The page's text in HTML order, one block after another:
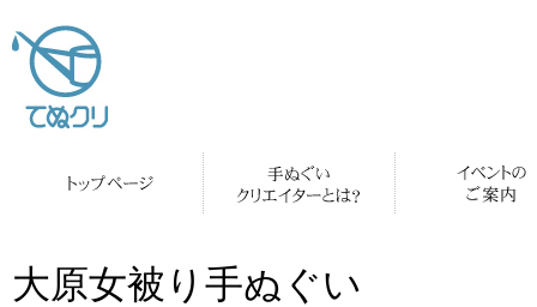
大原女被り手ぬぐい